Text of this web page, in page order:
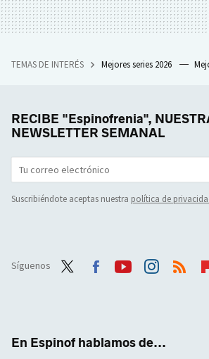
TEMAS DE INTERÉS Mejores series 2026
RECIBE "Espinofrenia",
NEWSLETTER SEMANAL
Suscribiéndote aceptas nuestra política de
Síguenos
En Espinof hablamos de...